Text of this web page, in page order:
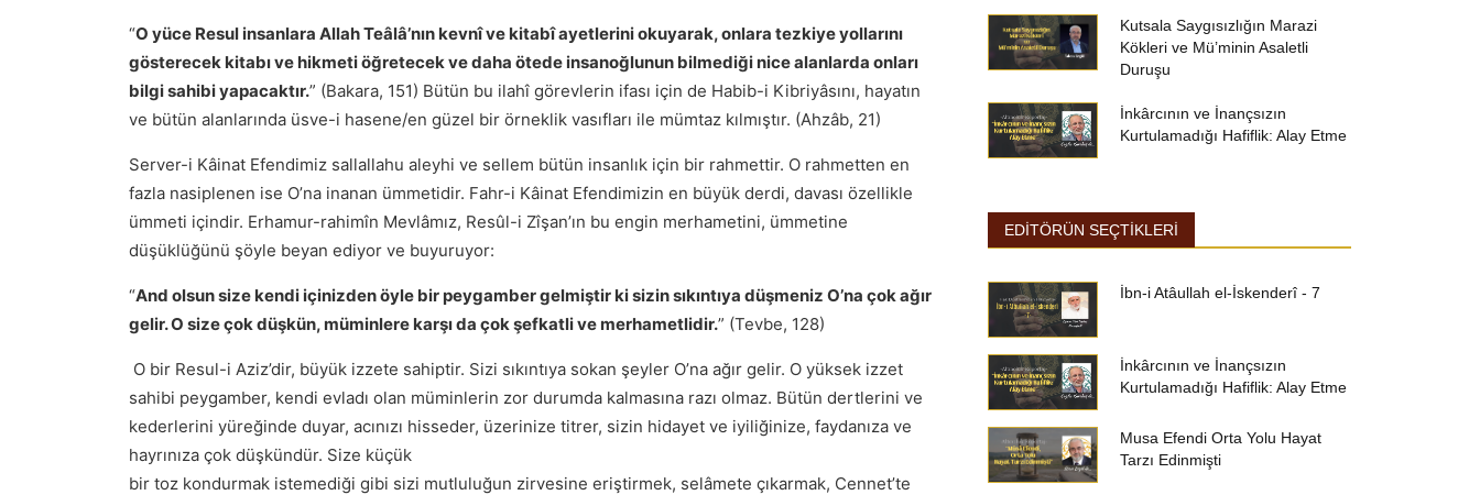
“O yüce Resul insanlara Allah Teâlâ’nın kevnî ve kitabî ayetlerini okuyarak, onlara tezkiye yollarını
gösterecek kitabı ve hikmeti öğretecek ve daha ötede insanoğlunun bilmediği nice alanlarda onları
bilgi sahibi yapacaktır.” (Bakara, 151) Bütün bu ilahî görevlerin ifası için de Habib-i Kibriyâsını, hayatın
ve bütün alanlarında üsve-i hasene/en güzel bir örneklik vasıfları ile mümtaz kılmıştır. (Ahzâb, 21)
Server-i Kâinat Efendimiz sallallahu aleyhi ve sellem bütün insanlık için bir rahmettir. O rahmetten en
fazla nasiplenen ise O’na inanan ümmetidir. Fahr-i Kâinat Efendimizin en büyük derdi, davası özellikle
ümmeti içindir. Erhamur-rahimîn Mevlâmız, Resûl-i Zîşan’ın bu engin merhametini, ümmetine
düşüklüğünü şöyle beyan ediyor ve buyuruyor:
“And olsun size kendi içinizden öyle bir peygamber gelmiştir ki sizin sıkıntıya düşmeniz O’na çok ağır
gelir. O size çok düşkün, müminlere karşı da çok şefkatli ve merhametlidir.” (Tevbe, 128)
O bir Resul-i Aziz’dir, büyük izzete sahiptir. Sizi sıkıntıya sokan şeyler O’na ağır gelir. O yüksek izzet
sahibi peygamber, kendi evladı olan müminlerin zor durumda kalmasına razı olmaz. Bütün dertlerini ve
kederlerini yüreğinde duyar, acınızı hisseder, üzerinize titrer, sizin hidayet ve iyiliğinize, faydanıza ve
hayrınıza çok düşkündür. Size küçük
bir toz kondurmak istemediği gibi sizi mutluluğun zirvesine eriştirmek, selâmete çıkarmak, Cennet’te
Kutsala Saygısızlığın Marazi
Kökleri ve Mü’minin Asaletli
Duruşu
İnkârcının ve İnançsızın
Kurtulamadığı Hafiflik: Alay Etme
EDİTÖRÜN SEÇTİKLERİ
İbn-i Atâullah el-İskenderî - 7
İnkârcının ve İnançsızın
Kurtulamadığı Hafiflik: Alay Etme
Musa Efendi Orta Yolu Hayat
Tarzı Edinmişti